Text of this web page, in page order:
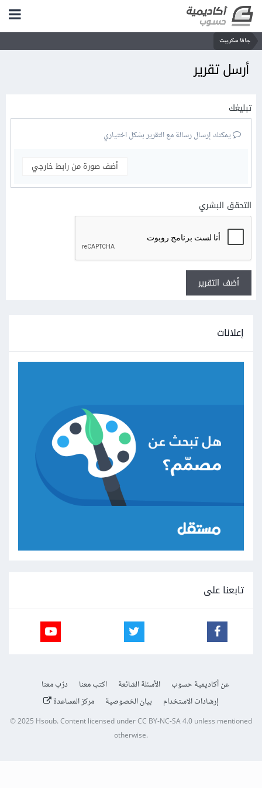
جافا سكريبت
أرسل تقرير
تبليغك
يمكنك إرسال رسالة مع التقرير بشكل اختياري
أضف صورة من رابط خارجي
التحقق البشري
أضف التقرير
إعلانات
تابعنا على
عن أكاديمية حسوب الأسئلة الشائعة اكتب معنا
درّب معنا
إرشادات الاستخدام
بيان الخصوصية مركز المساعدة
© 2025 Hsoub.Content licensed underCC BY-NC-SA 4.0unless mentioned
otherwise.